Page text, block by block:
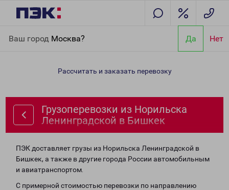
Ваш город Москва? Да Нет
Ленинградской в Бишкек
Рассчитать и заказать перевозку
Грузоперевозки из Норильска
Ленинградской в Бишкек
ПЭК доставляет грузы из Норильска Ленинградской в
Бишкек, а также в другие города России автомобильным
и авиатранспортом.
С примерной стоимостью перевозки по направлению